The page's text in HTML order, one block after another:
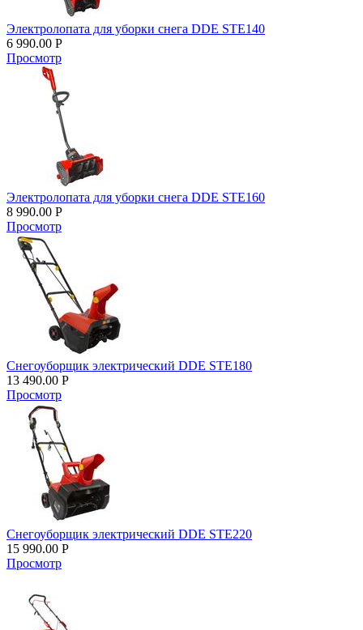
Электролопата для уборки снега DDE STE140
6 990.00 Р
Просмотр
Электролопата для уборки снега DDE STE160
8 990.00 Р
Просмотр
Снегоуборщик электрический DDE STE180
13 490.00 Р
Просмотр
Снегоуборщик электрический DDE STE220
15 990.00 Р
Просмотр